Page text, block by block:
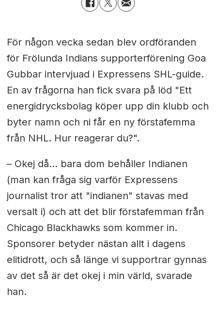
För någon vecka sedan blev ordföranden
för Frölunda Indians supporterförening Goa
Gubbar intervjuad i Expressens SHL-guide.
En av frågorna han fick svara på löd "Ett
energidrycksbolag köper upp din klubb och
byter namn och ni får en ny förstafemma
från NHL. Hur reagerar du?".
– Okej då... bara dom behåller Indianen
(man kan fråga sig varför Expressens
journalist tror att "indianen" stavas med
versalt i) och att det blir förstafemman från
Chicago Blackhawks som kommer in.
Sponsorer betyder nästan allt i dagens
elitidrott, och så länge vi supportrar gynnas
av det så är det okej i min värld, svarade
han.